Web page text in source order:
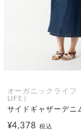
オーガニックライフ
LIFE）
サイドギャザーデニ
¥4,378税込